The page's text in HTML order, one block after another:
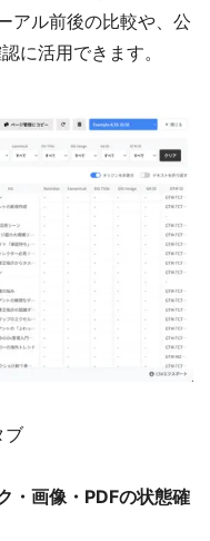
アル前後の比較や、公
に活用できます。
ブ
・画像・PDFの状態確